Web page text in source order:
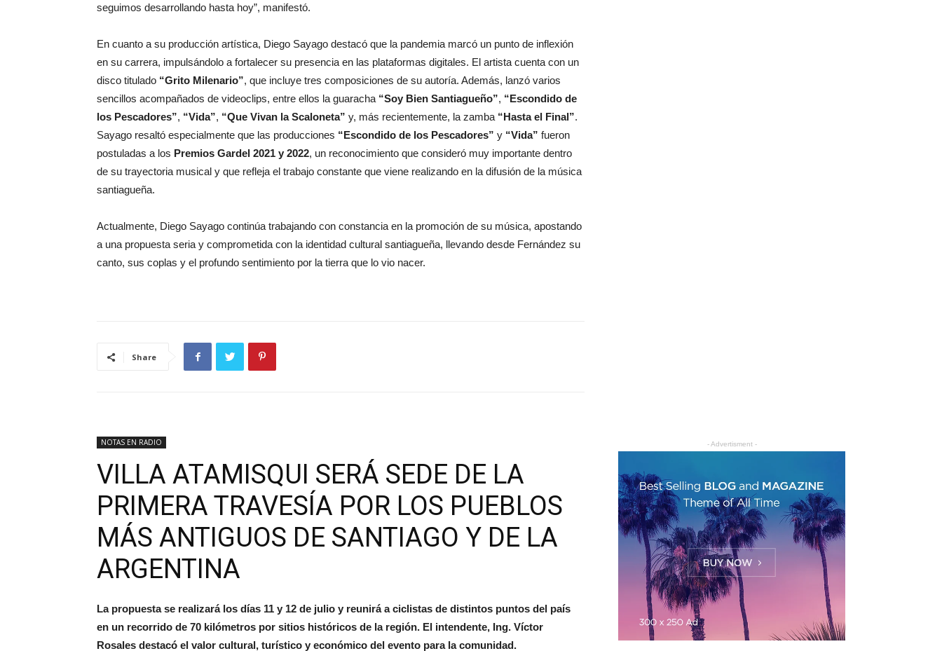
seguimos desarrollando hasta hoy”, manifestó.
En cuanto a su producción artística, Diego Sayago destacó que la pandemia marcó un punto de inflexión
en su carrera, impulsándolo a fortalecer su presencia en las plataformas digitales. El artista cuenta con un
disco titulado “Grito Milenario”, que incluye tres composiciones de su autoría. Además, lanzó varios
sencillos acompañados de videoclips, entre ellos la guaracha “Soy Bien Santiagueño”, “Escondido de
los Pescadores”, “Vida”, “Que Vivan la Scaloneta” y, más recientemente, la zamba “Hasta el Final”.
Sayago resaltó especialmente que las producciones “Escondido de los Pescadores” y “Vida” fueron
postuladas a los Premios Gardel 2021 y 2022, un reconocimiento que consideró muy importante dentro
de su trayectoria musical y que refleja el trabajo constante que viene realizando en la difusión de la música
santiagueña.
Actualmente, Diego Sayago continúa trabajando con constancia en la promoción de su música, apostando
a una propuesta seria y comprometida con la identidad cultural santiagueña, llevando desde Fernández su
canto, sus coplas y el profundo sentimiento por la tierra que lo vio nacer.
Share